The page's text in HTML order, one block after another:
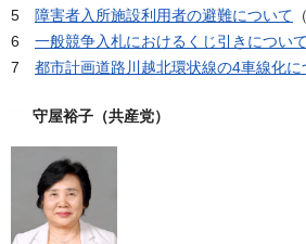
5 障害者入所施設利用者の避難について
6 一般競争入札におけるくじ引きについて
7 都市計画道路川越北環状線の4車線化に
守屋裕子（共産党）